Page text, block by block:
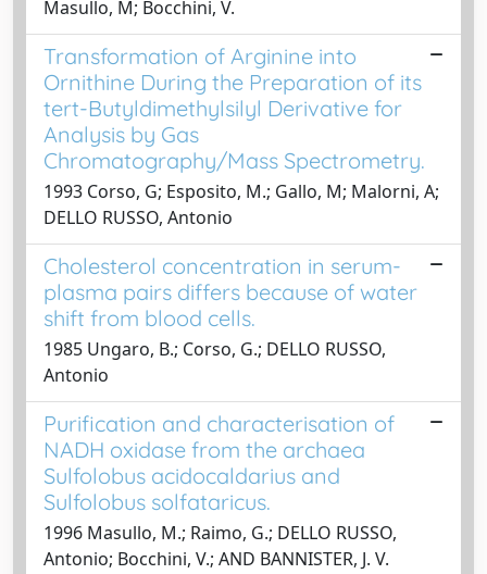
Masullo, M; Bocchini, V.
Transformation of Arginine into
Ornithine During the Preparation of its
tert-Butyldimethylsilyl Derivative for
Analysis by Gas
Chromatography/Mass Spectrometry.
1993 Corso, G; Esposito, M.; Gallo, M; Malorni, A;
DELLO RUSSO, Antonio
Cholesterol concentration in serum-
plasma pairs differs because of water
shift from blood cells.
1985 Ungaro, B.; Corso, G.; DELLO RUSSO,
Antonio
Purification and characterisation of
NADH oxidase from the archaea
Sulfolobus acidocaldarius and
Sulfolobus solfataricus.
1996 Masullo, M.; Raimo, G.; DELLO RUSSO,
Antonio; Bocchini, V.; AND BANNISTER, J. V.